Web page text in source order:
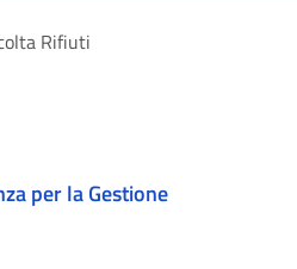
Rifiuti
per la Gestione